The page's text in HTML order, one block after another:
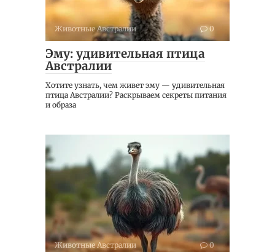
Животные Австралии 0
Эму: удивительная птица
Австралии
Хотите узнать, чем живет эму — удивительная
птица Австралии? Раскрываем секреты питания
и образа
Животные Австралии 0